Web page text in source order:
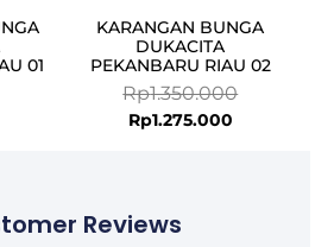
01
KARANGAN BUNGA
DUKACITA
PEKANBARU RIAU 02
Rp1.350.000
Rp1.275.000
Reviews